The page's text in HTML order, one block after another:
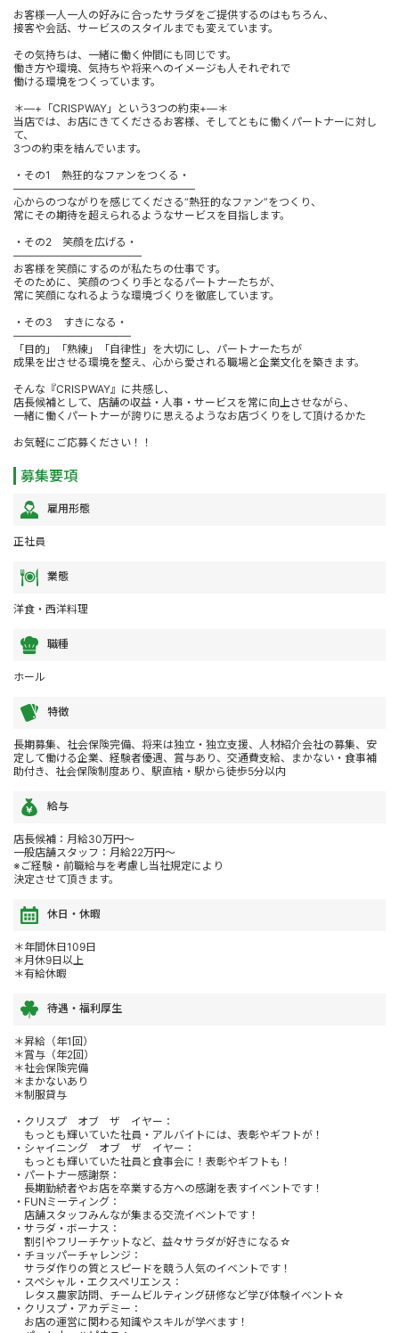
お客様一人一人の好みに合ったサラダをご提供するのはもちろん、
接客や会話、サービスのスタイルまでも変えています。
その気持ちは、一緒に働く仲間にも同じです。
働き方や環境、気持ちや将来へのイメージも人それぞれで
働ける環境をつくっています。
＊―+「CRISPWAY」という3つの約束+―＊
当店では、お店にきてくださるお客様、そしてともに働くパートナーに対し
て、
3つの約束を結んでいます。
・その1 熱狂的なファンをつくる・
―――――――――――――――――
心からのつながりを感じてくださる“熱狂的なファン”をつくり、
常にその期待を超えられるようなサービスを目指します。
・その2 笑顔を広げる・
――――――――――――
お客様を笑顔にするのが私たちの仕事です。
そのために、笑顔のつくり手となるパートナーたちが、
常に笑顔になれるような環境づくりを徹底しています。
・その3 すきになる・
―――――――――――
「目的」「熟練」「自律性」を大切にし、パートナーたちが
成果を出させる環境を整え、心から愛される職場と企業文化を築きます。
そんな『CRISPWAY』に共感し、
店長候補として、店舗の収益・人事・サービスを常に向上させながら、
一緒に働くパートナーが誇りに思えるようなお店づくりをして頂けるかた
お気軽にご応募ください！！
募集要項
雇用形態
正社員
業態
洋食・西洋料理
職種
ホール
特徴
長期募集、社会保険完備、将来は独立・独立支援、人材紹介会社の募集、安
定して働ける企業、経験者優遇、賞与あり、交通費支給、まかない・食事補
助付き、社会保険制度あり、駅直結・駅から徒歩5分以内
給与
店長候補：月給30万円～
一般店舗スタッフ：月給22万円～
※ご経験・前職給与を考慮し当社規定により
決定させて頂きます。
休日・休暇
＊年間休日109日
＊月休9日以上
＊有給休暇
待遇・福利厚生
＊昇給（年1回）
＊賞与（年2回）
＊社会保険完備
＊まかないあり
＊制服貸与
・クリスプ オブ ザ イヤー：
もっとも輝いていた社員・アルバイトには、表彰やギフトが！
・シャイニング オブ ザ イヤー：
もっとも輝いていた社員と食事会に！表彰やギフトも！
・パートナー感謝祭：
長期勤続者やお店を卒業する方への感謝を表すイベントです！
・FUNミーティング：
店舗スタッフみんなが集まる交流イベントです！
・サラダ・ボーナス：
割引やフリーチケットなど、益々サラダが好きになる☆
・チョッパーチャレンジ：
サラダ作りの質とスピードを競う人気のイベントです！
・スペシャル・エクスペリエンス：
レタス農家訪問、チームビルティング研修など学び体験イベント☆
・クリスプ・アカデミー：
お店の運営に関わる知識やスキルが学べます！